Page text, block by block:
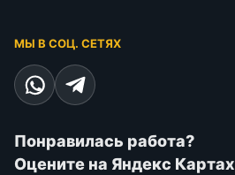
МЫ В СОЦ. СЕТЯХ
Понравилась работа?
Оцените на Яндекс Картах